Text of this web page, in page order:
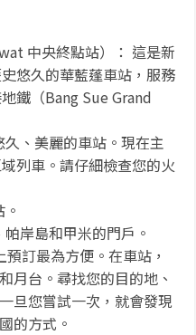
中央終點站）： 這是新
悠久的華藍蓬車站，服務
鐵（Bang Sue Grand
、美麗的車站。現在主
列車。請仔細檢查您的火
岸島和甲米的門戶。
訂最為方便。在車站，
月台。尋找您的目的地、
旦您嘗試一次，就會發現
的方式。